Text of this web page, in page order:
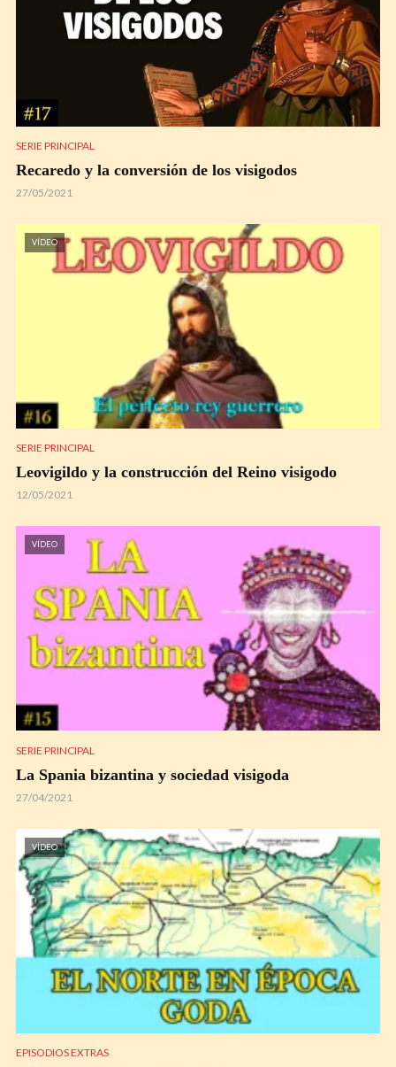
SERIE PRINCIPAL
Recaredo y la conversión de los visigodos
27/05/2021
VÍDEO
SERIE PRINCIPAL
Leovigildo y la construcción del Reino visigodo
12/05/2021
VÍDEO
SERIE PRINCIPAL
La Spania bizantina y sociedad visigoda
27/04/2021
VÍDEO
EPISODIOS EXTRAS